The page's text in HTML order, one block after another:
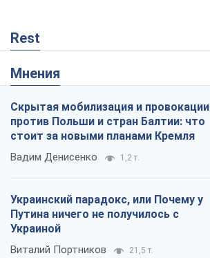
Rest
Мнения
Скрытая мобилизация и провокации
против Польши и стран Балтии: что
стоит за новыми планами Кремля
Вадим Денисенко 1,2 т.
Украинский парадокс, или Почему у
Путина ничего не получилось с
Украиной
Виталий Портников 21,5 т.